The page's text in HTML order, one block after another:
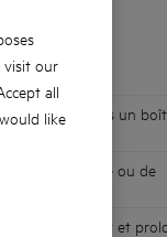
puissance dans un
de surchauffe ou de
le moteur et
visit our
all
like